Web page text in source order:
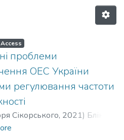
проблеми
ОЕС України
регулювання частоти
Сікорського, 2021) Блінов,